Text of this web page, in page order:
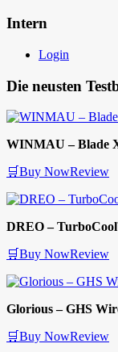
Intern
Login
Die neusten
WINMAU – Blade
🛒Buy NowReview
DREO –
🛒Buy NowReview
Glorious – GHS
🛒Buy NowReview